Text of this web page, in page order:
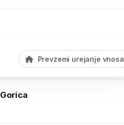
Prevzemi urejanje vnosa